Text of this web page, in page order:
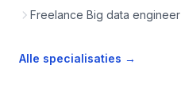
Freelance Big data engineer
Alle specialisaties →